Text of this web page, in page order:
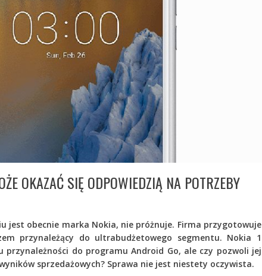
OKAZAĆ SIĘ ODPOWIEDZIĄ NA POTRZEBY
jest obecnie marka Nokia, nie próżnuje. Firma przygotowuje
przynależący do ultrabudżetowego segmentu. Nokia 1
przynależności do programu Android Go, ale czy pozwoli jej
sprzedażowych? Sprawa nie jest niestety oczywista.